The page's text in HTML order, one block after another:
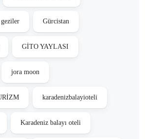
Gürcistan
GİTO YAYLASI
jora moon
karadenizbalayioteli
Karadeniz balayı oteli